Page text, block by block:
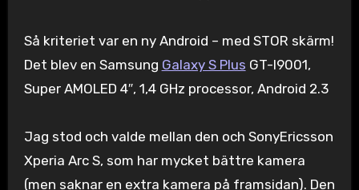
Så kriteriet var en ny Android – med STOR skärm!
Det blev en Samsung Galaxy S Plus GT-I9001,
Super AMOLED 4″, 1,4 GHz processor, Android 2.3
Jag stod och valde mellan den och SonyEricsson
Xperia Arc S, som har mycket bättre kamera
(men saknar en extra kamera på framsidan). Den